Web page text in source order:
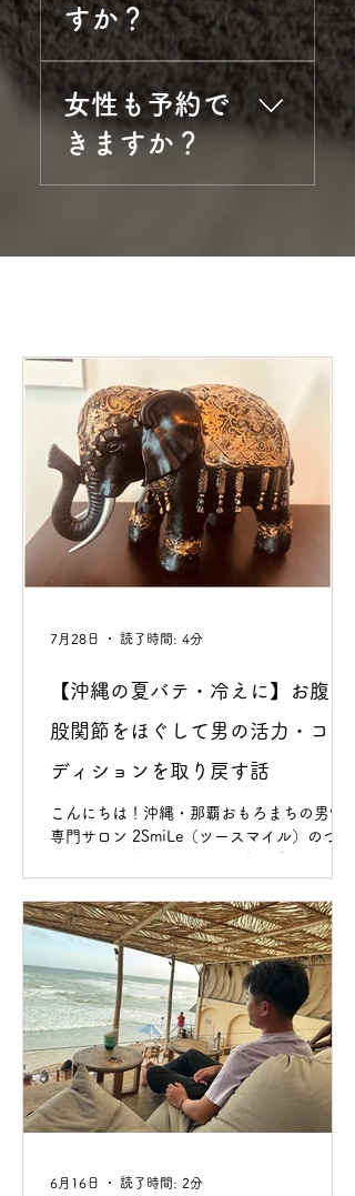
のお客様のご迷惑になるこ
ともございますのでご協力
をお願いします。 とはい
え、体調不良などやむを得
ない場合もありますので、
無理せず早めにご連絡くだ
すか？
当サロンは医療行為（治
療）ではなく、お体の疲労
回復や心身のリフレッシュ
を目的としたリラクゼーシ
ん。あらかじめご了承くだ
女性も予約で
きますか？
用となりますので、あらか
じめご了承ください。
【沖縄の夏バテ・冷えに】お腹と
股関節をほぐして男の活力・コン
ディションを取り戻す話
こんにちは！沖縄・那覇おもろまちの男性
専門サロン 2SmiLe（ツースマイル）のつば
ね！ 海で遊んだり、キンキンに冷えたビー
ルやBBQを楽しんだりしている方も多いん
じゃないでしょうか？ でも、この時期って
実は「夏特有の下半身の不調や疲れ」のご
相談がすごく増えるんです。 「以前に比べ
て、硬さや立ち上がりの勢いがなくなって
きた…」 「いざという時に持続力が保てな
い、中折れしてしまう」 「朝の突き上げる
ような元気がなくて、スタミナに自信が持
てない」 「仕事や出張、長時間の移動で、
股関節や鼠径部（そけいぶ）がガチガチに
クーラーや冷たいお酒による「お腹の冷
7月28日 読了時間: 4分
6月16日 読了時間: 2分